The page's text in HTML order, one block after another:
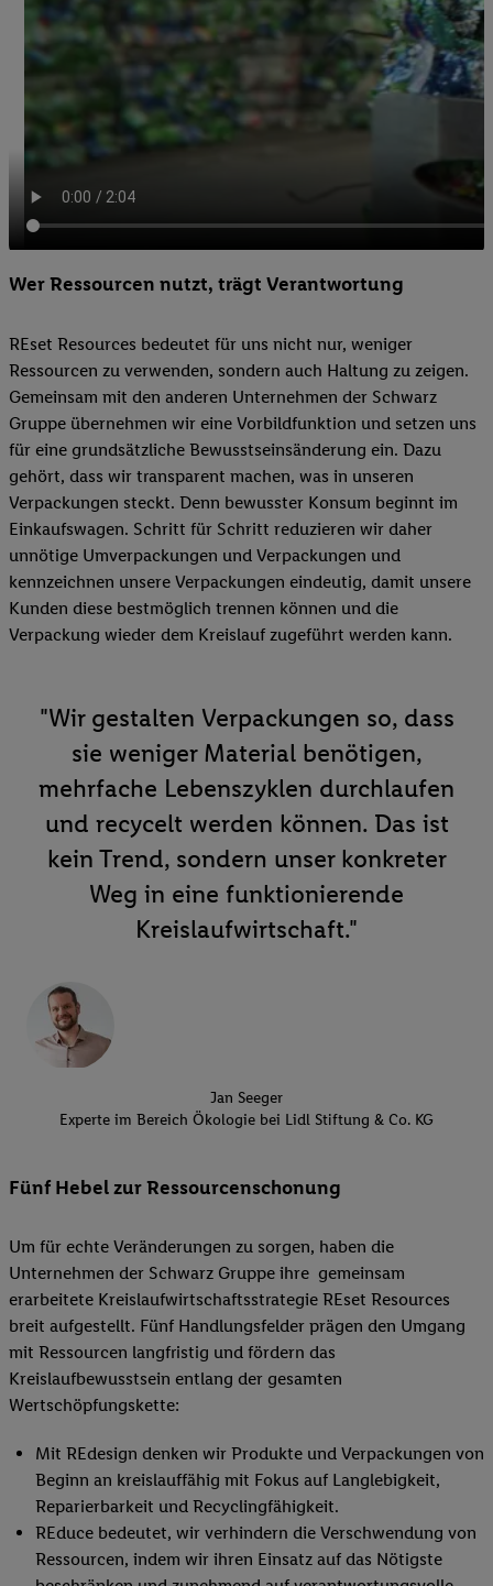
Wer Ressourcen nutzt, trägt Verantwortung
REset Resources bedeutet für uns nicht nur, weniger
Ressourcen zu verwenden, sondern auch Haltung zu zeigen.
Gemeinsam mit den anderen Unternehmen der Schwarz
Gruppe übernehmen wir eine Vorbildfunktion und setzen uns
für eine grundsätzliche Bewusstseinsänderung ein. Dazu
gehört, dass wir transparent machen, was in unseren
Verpackungen steckt. Denn bewusster Konsum beginnt im
Einkaufswagen. Schritt für Schritt reduzieren wir daher
unnötige Umverpackungen und Verpackungen und
kennzeichnen unsere Verpackungen eindeutig, damit unsere
Kunden diese bestmöglich trennen können und die
Verpackung wieder dem Kreislauf zugeführt werden kann.
"Wir gestalten Verpackungen so, dass
sie weniger Material benötigen,
mehrfache Lebenszyklen durchlaufen
und recycelt werden können. Das ist
kein Trend, sondern unser konkreter
Weg in eine funktionierende
Kreislaufwirtschaft."
Jan Seeger
Experte im Bereich Ökologie bei Lidl Stiftung & Co. KG
Fünf Hebel zur Ressourcenschonung
Um für echte Veränderungen zu sorgen, haben die
Unternehmen der Schwarz Gruppe ihre gemeinsam
erarbeitete Kreislaufwirtschaftsstrategie REset Resources
breit aufgestellt. Fünf Handlungsfelder prägen den Umgang
mit Ressourcen langfristig und fördern das
Kreislaufbewusstsein entlang der gesamten
Wertschöpfungskette:
Mit REdesign denken wir Produkte und Verpackungen von
Beginn an kreislauffähig mit Fokus auf Langlebigkeit,
Reparierbarkeit und Recyclingfähigkeit.
REduce bedeutet, wir verhindern die Verschwendung von
Ressourcen, indem wir ihren Einsatz auf das Nötigste